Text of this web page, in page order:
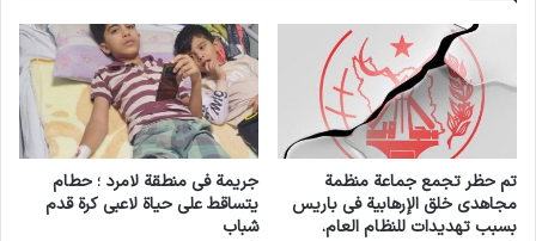
وقالت منظمة الصحة العالمية التابعة للأمم المتحدة
يوم الثلاثاء إن ثمانية فقط من أصل 36 مستشفيات
في القطاع تعمل جزئيا على الأقل.
وأوضح المتحدث باسم اليونيسف أن “المناطق
الآمنة” “ليست آمنة على الإطلاق” لأنها تم تحديدها
تم حظر تجمع جماعة منظمة
مجاهدي خلق الإرهابية في باريس
بسبب تهديدات للنظام العام.
جريمة في منطقة لامرد ؛ حطام
يتساقط على حياة لاعبي كرة قدم
شباب